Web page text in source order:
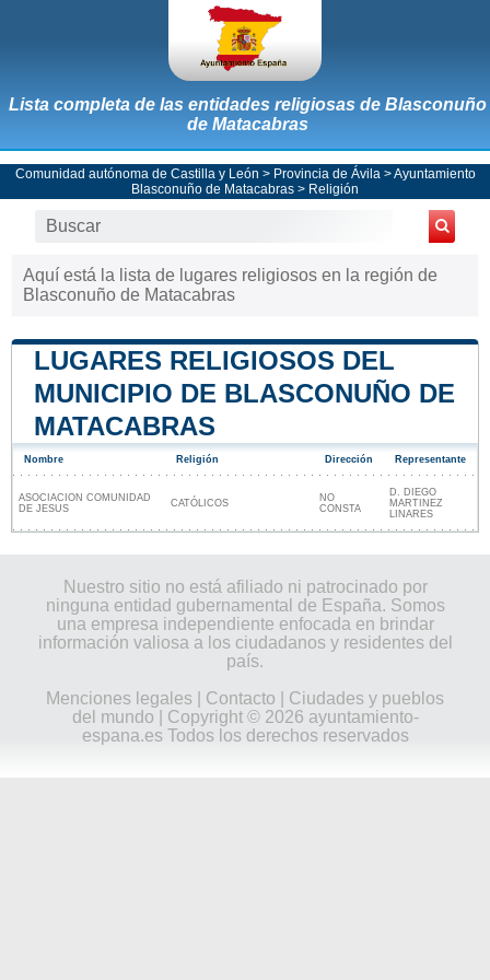
Lista completa de las entidades religiosas de Blasconuño
de Matacabras
Comunidad autónoma de Castilla y León > Provincia de Ávila >Ayuntamiento
Blasconuño de Matacabras > Religión
Aquí está la lista de lugares religiosos en la región de
Blasconuño de Matacabras
LUGARES RELIGIOSOS DEL
MUNICIPIO DE BLASCONUÑO DE
MATACABRAS
Nombre Religión Dirección Representante
ASOCIACION COMUNIDAD
DE JESUS
CATÓLICOS
NO
CONSTA
D. DIEGO
MARTINEZ
LINARES
Nuestro sitio no está afiliado ni patrocinado por
ninguna entidad gubernamental de España. Somos
una empresa independiente enfocada en brindar
información valiosa a los ciudadanos y residentes del
país.
Menciones legales
Contacto
Ciudades y pueblos
del mundo | Copyright © 2026 ayuntamiento-
espana.es Todos los derechos reservados